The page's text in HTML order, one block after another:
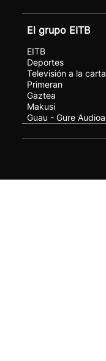
El grupo EITB
EITB
Deportes
Televisión a la carta
Primeran
Gaztea
Makusi
Guau - Gure Audioa